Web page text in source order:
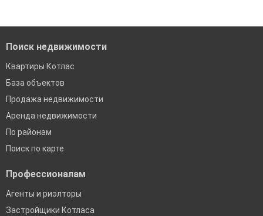
Поиск недвижимости
Квартиры Котлас
База объектов
Продажа недвижимости
Аренда недвижимости
По районам
Поиск по карте
Профессионалам
Агенты и риэлторы
Застройщики Котласа